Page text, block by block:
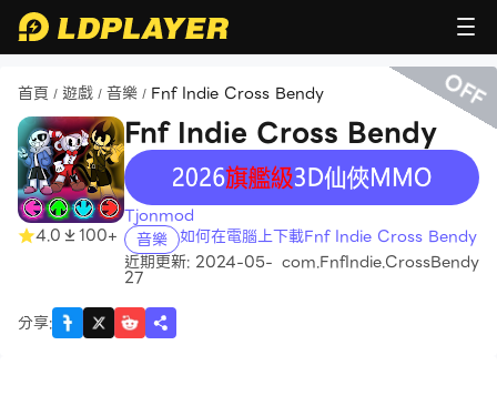
首頁 / 遊戲 / 音樂 / Fnf Indie Cross Bendy
4.0 100+
Fnf Indie Cross Bendy
recommend
Tjonmod
音樂 如何在電腦上下載Fnf Indie Cross Bendy
近期更新: 2024-05-
27
com.FnfIndie.CrossBendy
分享:
OFF